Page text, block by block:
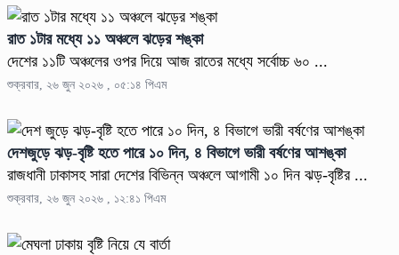
রাত ১টার মধ্যে ১১ অঞ্চলে ঝড়ের শঙ্কা
দেশের ১১টি অঞ্চলের ওপর দিয়ে আজ রাতের মধ্যে সর্বোচ্চ ৬০ ...
শুক্রবার, ২৬ জুন ২০২৬ , ০৫:১৪ পিএম
দেশজুড়ে ঝড়-বৃষ্টি হতে পারে ১০ দিন, ৪ বিভাগে ভারী বর্ষণের আশঙ্কা
রাজধানী ঢাকাসহ সারা দেশের বিভিন্ন অঞ্চলে আগামী ১০ দিন ঝড়-বৃষ্টির ...
শুক্রবার, ২৬ জুন ২০২৬ , ১২:৪১ পিএম